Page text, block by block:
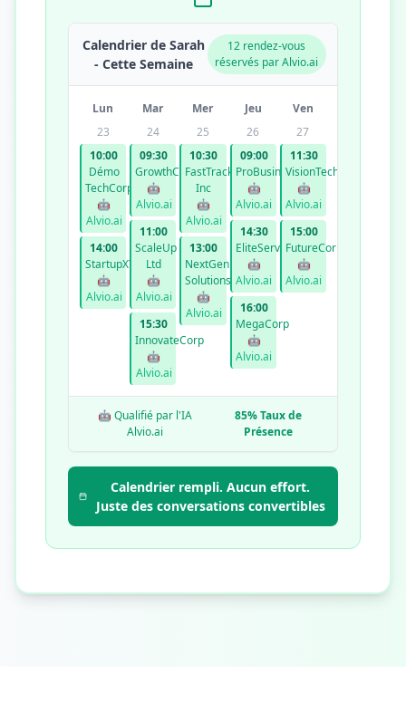
Calendrier de Sarah
- Cette Semaine
12 rendez-vous
réservés par Alvio.ai
Lun Mar Mer Jeu
Ven
23
10:00
Démo
TechCorp
🤖
Alvio.ai
14:00
StartupXYZ
🤖
Alvio.ai
24
09:30
GrowthCo
🤖
Alvio.ai
11:00
ScaleUp
Ltd
🤖
Alvio.ai
15:30
InnovateCorp
🤖
Alvio.ai
25
10:30
FastTrack
Inc
🤖
Alvio.ai
13:00
NextGen
Solutions
🤖
Alvio.ai
26
09:00
ProBusiness
🤖
Alvio.ai
14:30
EliteServices
🤖
Alvio.ai
16:00
MegaCorp
🤖
Alvio.ai
27
11:30
VisionTech
🤖
Alvio.ai
15:00
FutureCorp
🤖
Alvio.ai
🤖 Qualifié par l'IA
Alvio.ai
85% Taux de
Présence
Calendrier rempli. Aucun effort.
Juste des conversations convertibles